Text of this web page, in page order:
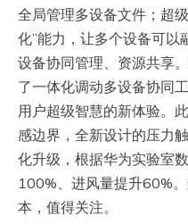
全局管理多设备文件；超
化”能力，让多个设备可以
设备协同管理、资源共享
了一体化调动多设备协同
用户超级智慧的新体验。
感边界，全新设计的压力
化升级，根据华为实验室
100%、进风量提升60%
本，值得关注。